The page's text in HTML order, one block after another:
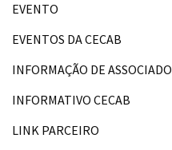
EVENTO
EVENTOS DA CECAB
INFORMAÇÃO DE ASSOCIADO
INFORMATIVO CECAB
LINK PARCEIRO